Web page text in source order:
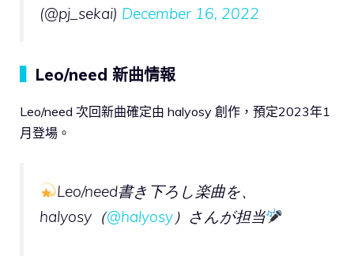
(@pj_sekai) December 16, 2022
Leo/need 新曲情報
Leo/need 次回新曲確定由 halyosy 創作，預定2023年1
月登場。
Leo/need書き下ろし楽曲を、
halyosy（@halyosy ）さんが担当